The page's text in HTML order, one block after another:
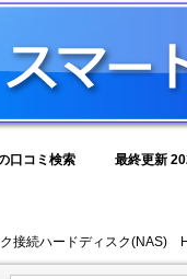
口コミ検索 最終更新
続ハードディスク(NAS)